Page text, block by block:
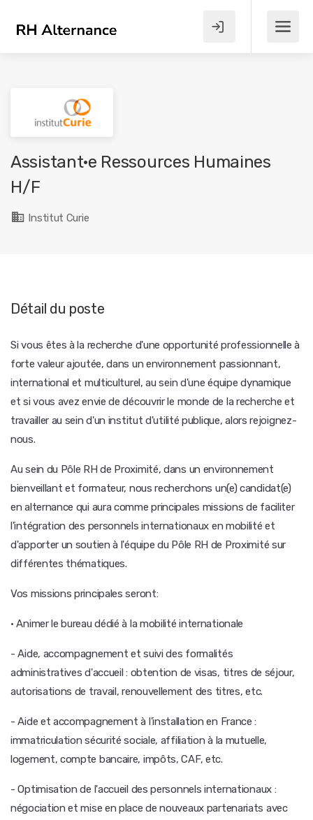
Assistant·e Ressources Humaines
H/F
Institut Curie
Détail du poste
Si vous êtes à la recherche d'une opportunité professionnelle à
forte valeur ajoutée, dans un environnement passionnant,
international et multiculturel, au sein d'une équipe dynamique
et si vous avez envie de découvrir le monde de la recherche et
travailler au sein d'un institut d'utilité publique, alors rejoignez-
nous.
Au sein du Pôle RH de Proximité, dans un environnement
bienveillant et formateur, nous recherchons un(e) candidat(e)
en alternance qui aura comme principales missions de faciliter
l'intégration des personnels internationaux en mobilité et
d'apporter un soutien à l'équipe du Pôle RH de Proximité sur
différentes thématiques.
Vos missions principales seront:
· Animer le bureau dédié à la mobilité internationale
- Aide, accompagnement et suivi des formalités
administratives d'accueil : obtention de visas, titres de séjour,
autorisations de travail, renouvellement des titres, etc.
- Aide et accompagnement à l'installation en France :
immatriculation sécurité sociale, affiliation à la mutuelle,
logement, compte bancaire, impôts, CAF, etc.
- Optimisation de l'accueil des personnels internationaux :
négociation et mise en place de nouveaux partenariats avec